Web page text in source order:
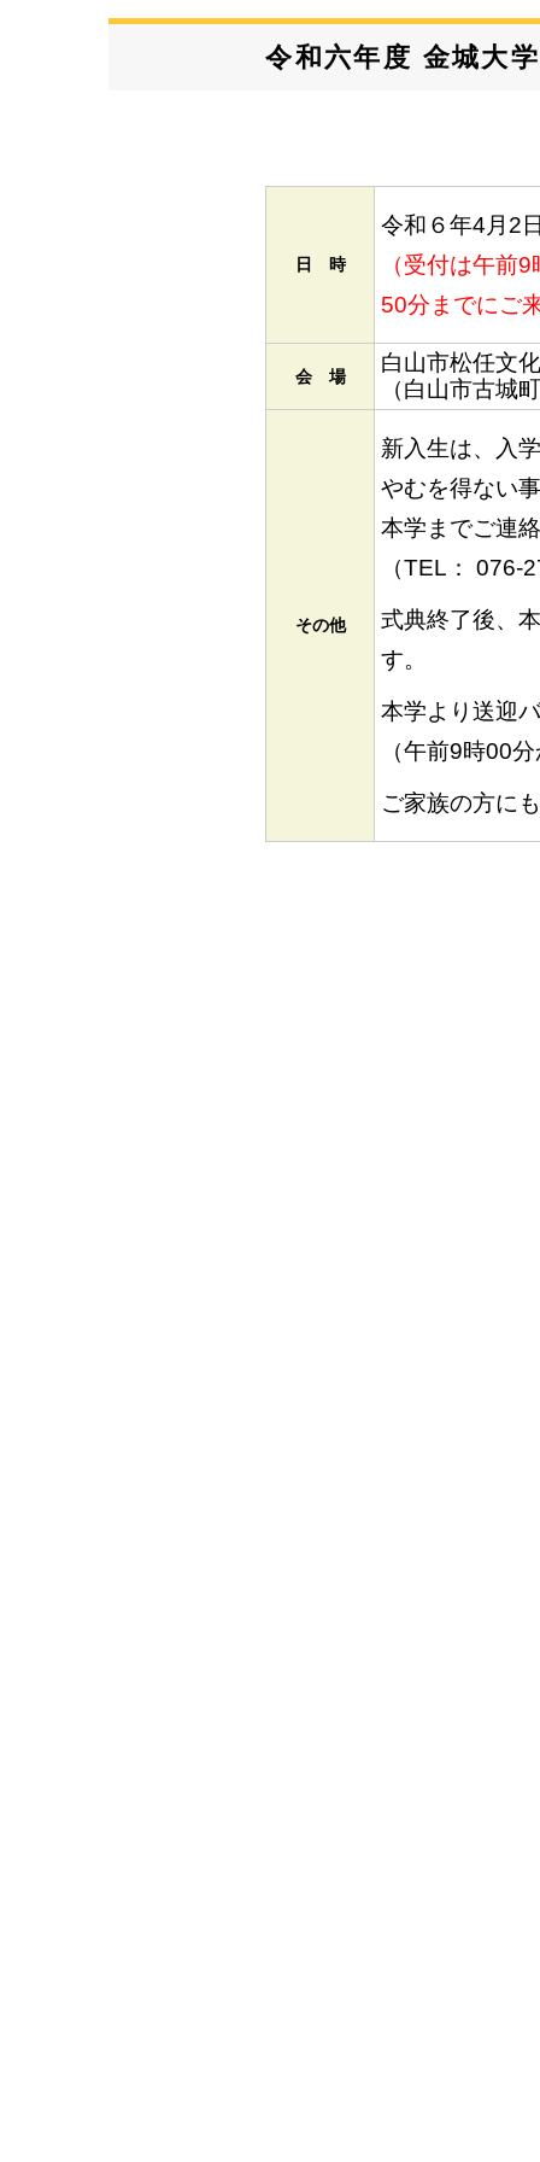
令和六年度 金城大
日 時
令和６年4月2
（受付は午前
50分までにご
会 場
白山市松任文
（白山市古
その他
新入生は、入
やむを得ない
本学までご連
（TEL： 076-
式典終了後、
す。
本学より送迎
（午前9時00
ご家族の方に